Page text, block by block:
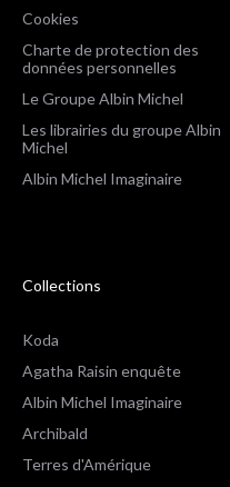
Cookies
Charte de protection des
données personnelles
Le Groupe Albin Michel
Les librairies du groupe Albin
Michel
Albin Michel Imaginaire
Collections
Koda
Agatha Raisin enquête
Albin Michel Imaginaire
Archibald
Terres d'Amérique